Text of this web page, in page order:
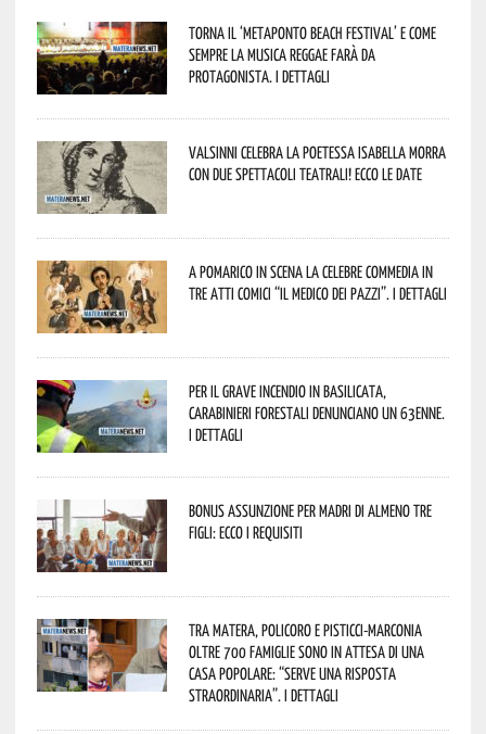
Torna il ‘Metaponto beach festival’ e come
sempre la musica reggae farà da
protagonista. I dettagli
Valsinni celebra la poetessa Isabella Morra
con due spettacoli teatrali! Ecco le date
A Pomarico in scena la celebre commedia in
tre atti comici “Il medico dei pazzi”. I dettagli
Per il grave incendio in Basilicata,
Carabinieri forestali denunciano un 63enne.
I dettagli
Bonus assunzione per madri di almeno tre
figli: ecco i requisiti
Tra Matera, Policoro e Pisticci-Marconia
oltre 700 famiglie sono in attesa di una
casa popolare: “serve una risposta
straordinaria”. I dettagli